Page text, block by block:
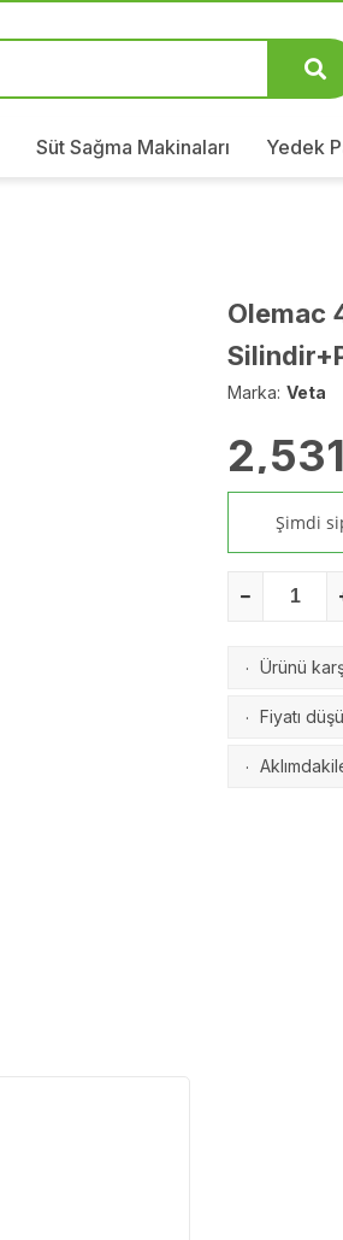
Süt Sağma Makinaları Yedek
Olemac
Marka: Veta
Şimdi
· Ürünü
· Fiyatı
·